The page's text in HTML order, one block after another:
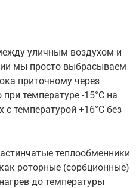
уличным воздухом и
мы просто выбрасываем
приточному через
температуре -15°C на
температурой +16°C без
теплообменники
роторные (сорбционные)
до температуры